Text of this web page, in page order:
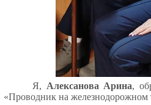
Я, Алексанова Арина,
«Проводник на железнодорожном